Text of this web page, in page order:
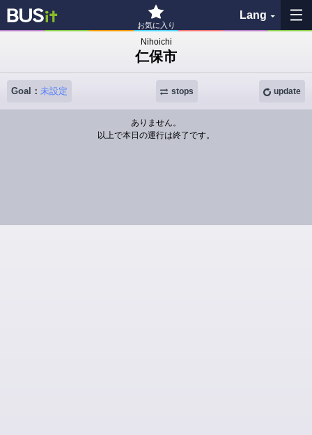
お気に入り
Lang
My Favorites
History
See the map
Nihoichi
仁保市
Goal： 未設定 update
stops
ありません。
以上で本日の運行は終了です。